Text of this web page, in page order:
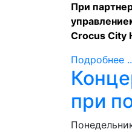
При
Crocus City
Подробнее
при